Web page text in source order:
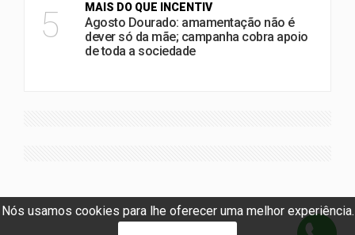
Nós usamos cookies para lhe oferecer uma melhor experiência.
5 MAIS DO QUE INCENTIV
Agosto Dourado: amamentação não é
dever só da mãe; campanha cobra apoio
de toda a sociedade